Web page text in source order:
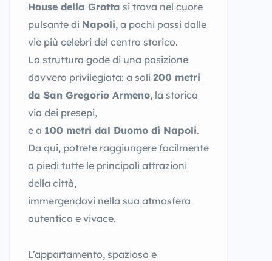
House della Grotta si trova nel cuore
pulsante di Napoli, a pochi passi dalle
vie più celebri del centro storico.
La struttura gode di una posizione
davvero privilegiata: a soli 200 metri
da San Gregorio Armeno, la storica
via dei presepi,
e a 100 metri dal Duomo di Napoli.
Da qui, potrete raggiungere facilmente
a piedi tutte le principali attrazioni
della città,
immergendovi nella sua atmosfera
autentica e vivace.
L’appartamento, spazioso e